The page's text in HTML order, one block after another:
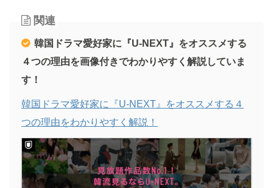
関連
韓国ドラマ愛好家に『U-NEXT』をオススメする
４つの理由を画像付きでわかりやすく解説していま
す！
韓国ドラマ愛好家に『U-NEXT』をオススメする４
つの理由をわかりやすく解説！